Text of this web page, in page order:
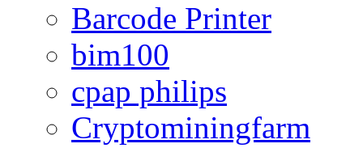
Barcode Printer
bim100
cpap philips
Cryptominingfarm